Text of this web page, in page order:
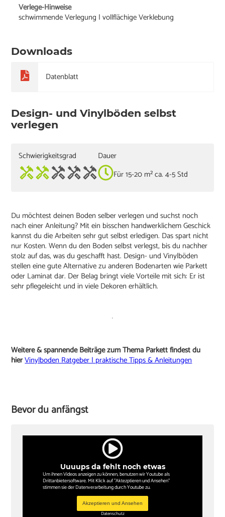
Verlege-Hinweise
schwimmende Verlegung | vollflächige Verklebung
Downloads
Datenblatt
Design- und Vinylböden selbst
verlegen
Schwierigkeitsgrad
Dauer
Für 15-20 m² ca. 4-5 Std
Du möchtest deinen Boden selber verlegen und suchst noch
nach einer Anleitung? Mit ein bisschen handwerklichem Geschick
kannst du die Arbeiten sehr gut selbst erledigen. Das spart nicht
nur Kosten. Wenn du den Boden selbst verlegst, bis du nachher
stolz auf das, was du geschafft hast. Design- und Vinylböden
stellen eine gute Alternative zu anderen Bodenarten wie Parkett
oder Laminat dar. Der Belag bringt viele Vorteile mit sich: Er ist
sehr pflegeleicht und in viele Dekoren erhältlich.
Weitere & spannende Beiträge zum Thema Parkett findest du
hierVinylboden Ratgeber | praktische Tipps & Anleitungen
Bevor du anfängst
Uuuups da fehlt noch etwas
Um ihnen Videos anzeigen zu können, benutzen wir Youtube als
Drittanbietersoftware. Mit Klick auf "Aktezptieren und Ansehen"
stimmen sie der Datenverarbeitung durch Youtube zu.
Akzeptieren und Ansehen
Datenschutz